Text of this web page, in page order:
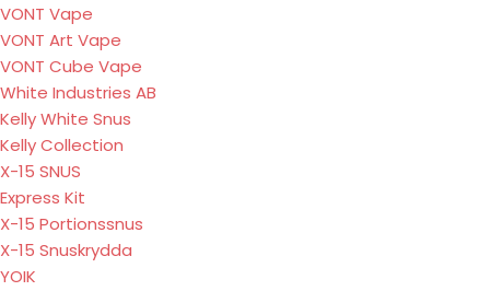
VONT Vape
VONT Art Vape
VONT Cube Vape
White Industries AB
Kelly White Snus
Kelly Collection
X-15 SNUS
Express Kit
X-15 Portionssnus
X-15 Snuskrydda
YOIK